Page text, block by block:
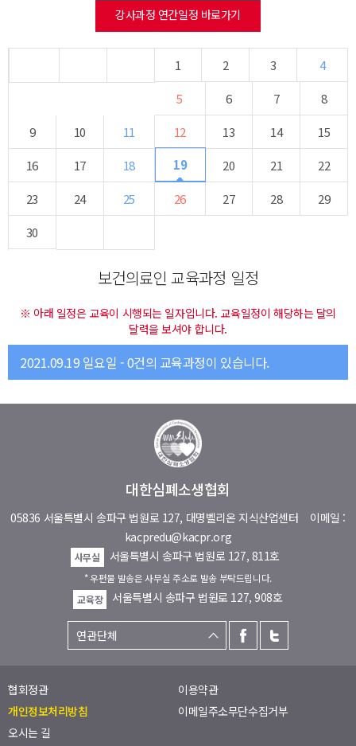
강사과정 연간일정 바로가기
1 2 3
4
5
6 7
8
9
10 11 12 13 14
15
16
17 18 19 20 21
22
23
24 25 26 27 28
29
30
보건의료인 교육과정 일정
※ 아래 일정은 교육이 시행되는 일자입니다. 교육일정이 해당하는 달의
달력을 보셔야 합니다.
2021.09.19 일요일 - 0건의 교육과정이 있습니다.
대한심폐소생협회
05836 서울특별시 송파구 법원로 127, 대명벨리온 지식산업센터 이메일 :
kacpredu@kacpr.org
사무실 서울특별시 송파구 법원로 127, 811호
* 우편물 발송은 사무실 주소로 발송 부탁드립니다.
교육장
서울특별시 송파구 법원로 127, 908호
협회정관
이용약관
개인정보처리방침
이메일주소무단수집거부
오시는 길